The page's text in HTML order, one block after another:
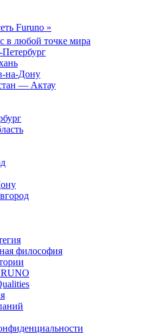
Furuno »
в любой точке мира
на-Дону
— Актау
философия